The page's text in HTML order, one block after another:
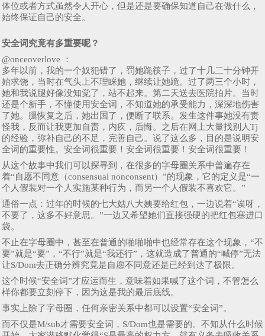
体位或者方式虽然令人开心，但是还是要确保知道自己在做什么，
始终保证自己的安全。
安全词究竟有多重要呢？
@onceoverlove ：
多年以前，我的一个奴犯错了，罚她跪筷子，过了十几二十分钟开
始求饶，当时在气头上不理睬她，继续让她跪。过了两三个小时，
她和我说腿好像没知觉了，站不起来。第二天送去医院拍片。当时
还是个新手，不懂使用安全词，不知道她的承受能力，深深地伤害
了她。腿恢复之后，她出国了，便断了联系。发生这件事她没有责
怪我，反而让我更加自责，内疚，后悔。之后在网上大量找别人Tj
的经验，弥补自己的不足，完善自己。说了这么多，目的是说明安
全词的重要性。安全词很重要！安全词很重要！安全词很重要！
从这个故事中我们可以探寻到，在很多的字母圈关系中普遍存在
着“自愿不同意（consensual nonconsent）”的现象，它的定义是“一
个人假装对一个人实施某种行为，而另一个人假装不喜欢它。”
通俗一点：过年的时候的七大姑八大姨要给红包，一边说着“诶呀，
不要了，这多不好意思。”一边又希望她们直接强硬的把红包塞进口
袋。
不止在字母圈中，甚至在普通的啪啪啪中也经常存在这个现象，“不
要”就是“要”，“不行”就是“我还行”，这就造成了普通的“喊停”无法
让S/Dom去正确分辨究竟是自愿不同意还是已经到达了极限。
这个时候“安全词”才应运而生，意味着如果喊了这个词，不管怎么
样你都要立刻停下，因为这是我的最后底线。
事实上除了字母圈，任何亲密关系中都可以设置“安全词”。
而不仅是M/sub才需要安全词，S/Dom也是需要的。不知从什么时候